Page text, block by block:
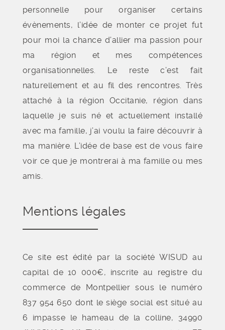
personnelle pour organiser certains
évènements, l’idée de monter ce projet fut
pour moi la chance d’allier ma passion pour
ma région et mes compétences
organisationnelles. Le reste c’est fait
naturellement et au fil des rencontres. Très
attaché à la région Occitanie, région dans
laquelle je suis né et actuellement installé
avec ma famille, j’ai voulu la faire découvrir à
ma manière. L’idée de base est de vous faire
voir ce que je montrerai à ma famille ou mes
amis.
Mentions légales
Ce site est édité par la société WISUD au
capital de 10 000€, inscrite au registre du
commerce de Montpellier sous le numéro
837 954 650 dont le siège social est situé au
6 impasse le hameau de la colline, 34990